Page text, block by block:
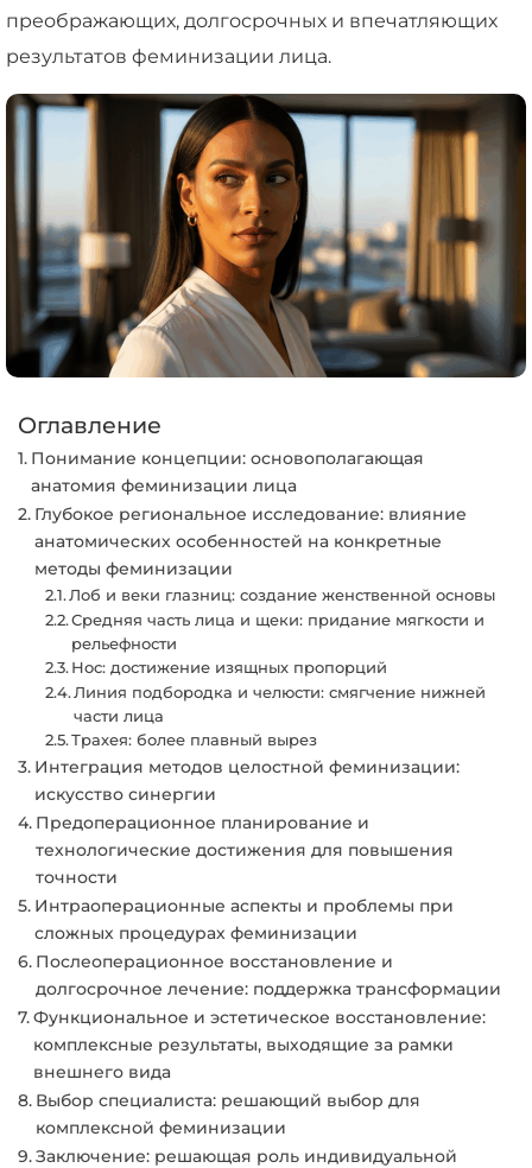
преображающих, долгосрочных и впечатляющих
результатов феминизации лица.
Оглавление
Понимание концепции: основополагающая
анатомия феминизации лица
Глубокое региональное исследование: влияние
анатомических особенностей на конкретные
методы феминизации
Лоб и веки глазниц: создание женственной основы
Средняя часть лица и щеки: придание мягкости и
рельефности
Нос: достижение изящных пропорций
Линия подбородка и челюсти: смягчение нижней
части лица
Трахея: более плавный вырез
Интеграция методов целостной феминизации:
искусство синергии
Предоперационное планирование и
технологические достижения для повышения
точности
Интраоперационные аспекты и проблемы при
сложных процедурах феминизации
Послеоперационное восстановление и
долгосрочное лечение: поддержка трансформации
Функциональное и эстетическое восстановление:
комплексные результаты, выходящие за рамки
внешнего вида
Выбор специалиста: решающий выбор для
комплексной феминизации
Заключение: решающая роль индивидуальной